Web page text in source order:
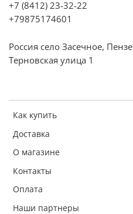
Как купить
Доставка
О магазине
Контакты
Оплата
Наши партнеры
+7 (8412) 23-32-22
+79875174601
Россия село Засечное,
Терновская улица 1